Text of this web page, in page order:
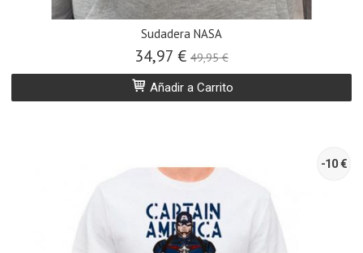
Sudadera NASA
34,97 € 49,95 €
Añadir a Carrito
-10 €